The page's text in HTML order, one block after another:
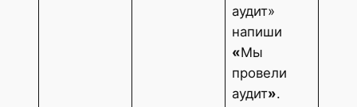
аудит»
напиши
«Мы
провели
аудит».